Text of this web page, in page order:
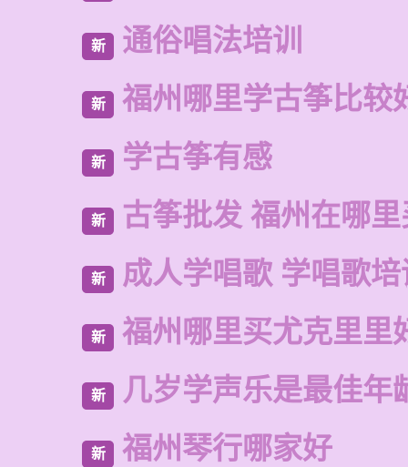
新 通俗唱法培训
新 福州哪里学古筝比较
新 学古筝有感
新 古筝批发 福州在哪
新 成人学唱歌 学唱歌
新 福州哪里买尤克里里
新 几岁学声乐是最佳年
新 福州琴行哪家好